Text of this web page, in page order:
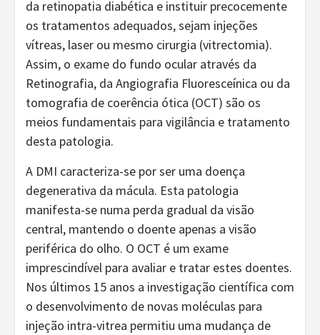
da retinopatia diabética e instituir precocemente
os tratamentos adequados, sejam injeções
vítreas, laser ou mesmo cirurgia (vitrectomia).
Assim, o exame do fundo ocular através da
Retinografia, da Angiografia Fluoresceínica ou da
tomografia de coerência ótica (OCT) são os
meios fundamentais para vigilância e tratamento
desta patologia.
A DMI caracteriza-se por ser uma doença
degenerativa da mácula. Esta patologia
manifesta-se numa perda gradual da visão
central, mantendo o doente apenas a visão
periférica do olho. O OCT é um exame
imprescindível para avaliar e tratar estes doentes.
Nos últimos 15 anos a investigação científica com
o desenvolvimento de novas moléculas para
injeção intra-vitrea permitiu uma mudança de